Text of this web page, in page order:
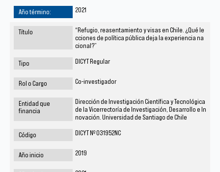
2021
“Refugio, reasentamiento y visas en Chile. ¿Qué le
cciones de política pública deja la experiencia na
cional?”
DICYT Regular
Co-investigador
Dirección de Investigación Científica y Tecnológica
de la Vicerrectoría de Investigación, Desarrollo e In
novación. Universidad de Santiago de Chile
DICYT Nº 031952NC
2019